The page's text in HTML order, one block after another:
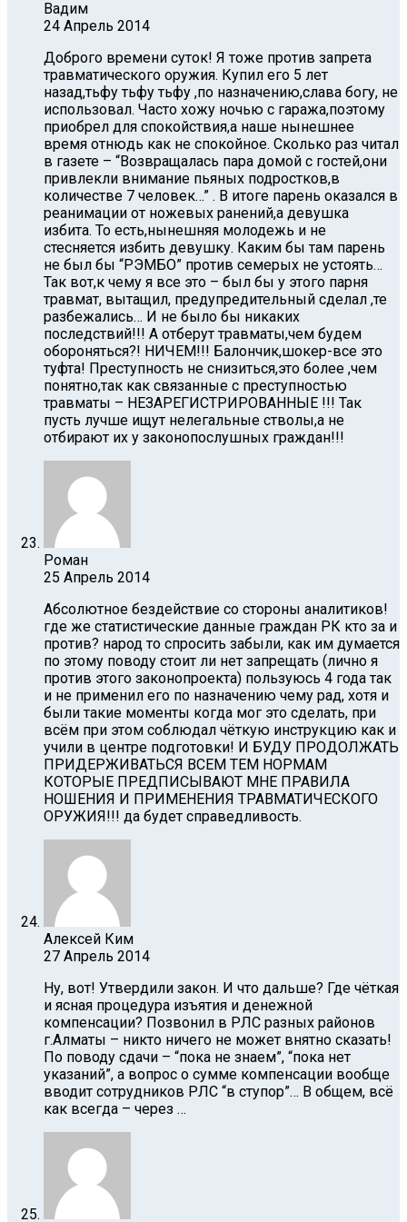
Вадим
24 Апрель 2014
Доброго времени суток! Я тоже против запрета
травматического оружия. Купил его 5 лет
назад,тьфу тьфу тьфу ,по назначению,слава богу, не
использовал. Часто хожу ночью с гаража,поэтому
приобрел для спокойствия,а наше нынешнее
время отнюдь как не спокойное. Сколько раз читал
в газете – “Возвращалась пара домой с гостей,они
привлекли внимание пьяных подростков,в
количестве 7 человек…” . В итоге парень оказался в
реанимации от ножевых ранений,а девушка
избита. То есть,нынешняя молодежь и не
стесняется избить девушку. Каким бы там парень
не был бы “РЭМБО” против семерых не устоять…
Так вот,к чему я все это – был бы у этого парня
травмат, вытащил, предупредительный сделал ,те
разбежались… И не было бы никаких
последствий!!! А отберут травматы,чем будем
обороняться?! НИЧЕМ!!! Балончик,шокер-все это
туфта! Преступность не снизиться,это более ,чем
понятно,так как связанные с преступностью
травматы – НЕЗАРЕГИСТРИРОВАННЫЕ !!! Так
пусть лучше ищут нелегальные стволы,а не
отбирают их у законопослушных граждан!!!
Роман
25 Апрель 2014
Абсолютное бездействие со стороны аналитиков!
где же статистические данные граждан РК кто за и
против? народ то спросить забыли, как им думается
по этому поводу стоит ли нет запрещать (лично я
против этого законопроекта) пользуюсь 4 года так
и не применил его по назначению чему рад, хотя и
были такие моменты когда мог это сделать, при
всём при этом соблюдал чёткую инструкцию как и
учили в центре подготовки! И БУДУ ПРОДОЛЖАТЬ
ПРИДЕРЖИВАТЬСЯ ВСЕМ ТЕМ НОРМАМ
КОТОРЫЕ ПРЕДПИСЫВАЮТ МНЕ ПРАВИЛА
НОШЕНИЯ И ПРИМЕНЕНИЯ ТРАВМАТИЧЕСКОГО
ОРУЖИЯ!!! да будет справедливость.
Алексей Ким
27 Апрель 2014
Ну, вот! Утвердили закон. И что дальше? Где чёткая
и ясная процедура изъятия и денежной
компенсации? Позвонил в РЛС разных районов
г.Алматы – никто ничего не может внятно сказать!
По поводу сдачи – “пока не знаем”, “пока нет
указаний”, а вопрос о сумме компенсации вообще
вводит сотрудников РЛС “в ступор”… В общем, всё
как всегда – через …